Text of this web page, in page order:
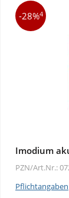
-28%4
Imodium
PZN/Art.Nr.:
Pflichtangaben